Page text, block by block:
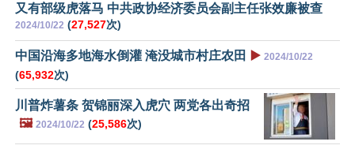
又有部级虎落马 中共政协经济委员会副主任张效廉被查
2024/10/22 (27,527次)
中国沿海多地海水倒灌 淹没城市村庄农田 ▶️ 2024/10/22
(65,932次)
川普炸薯条 贺锦丽深入虎穴 两党各出奇招
🖼️ 2024/10/22 (25,586次)